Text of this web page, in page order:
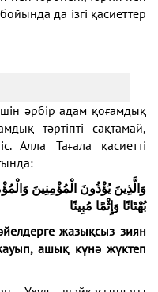
да ізгі қасиеттер
әрбір адам қоғамдық
тәртіпті сақтамай,
Алла Тағала қасиетті
وَالَّذِينَ يُؤْذُونَ الْمُؤْمِنِينَ
بُهْتَانًا وَإِثْمًا مُبِينًا
жазықсыз зиян
ашық күнә жүктеп